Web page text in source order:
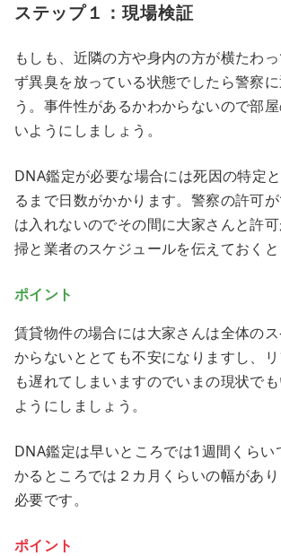
ステップ１：現場検証
もしも、近隣の方や身内の方が横たわ
ず異臭を放っている状態でしたら警察
う。事件性があるかわからないので部
いようにしましょう。
DNA鑑定が必要な場合には死因の特定
るまで日数がかかります。警察の許可
は入れないのでその間に大家さんと許
掃と業者のスケジュールを伝えておくと
ポイント
賃貸物件の場合には大家さんは全体の
からないととても不安になりますし、
も遅れてしまいますのでいまの現状で
ようにしましょう。
DNA鑑定は早いところでは1週間くらい
かるところでは２カ月くらいの幅があ
必要です。
ポイント